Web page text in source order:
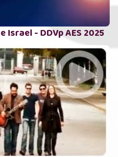
Israel - DDVp AES 2025